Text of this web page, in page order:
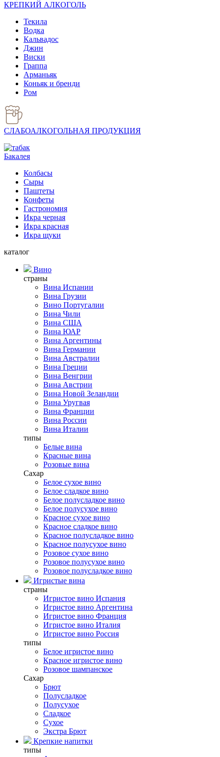
КРЕПКИЙ АЛКОГОЛЬ
Текила
Водка
Кальвадос
Джин
Виски
Граппа
Арманьяк
Коньяк и бренди
Ром
СЛАБОАЛКОГОЛЬНАЯ ПРОДУКЦИЯ
Бакалея
Колбасы
Сыры
Паштеты
Конфеты
Гастрономия
Икра черная
Икра красная
Икра щуки
каталог
Вино
страны
Вина Испании
Вина Грузии
Вино Португалии
Вина Чили
Вина США
Вина ЮАР
Вина Аргентины
Вина Германии
Вина Австралии
Вина Греции
Вина Венгрии
Вина Австрии
Вина Новой Зеландии
Вина Уругвая
Вина Франции
Вина России
Вина Италии
типы
Белые вина
Красные вина
Розовые вина
Сахар
Белое сухое вино
Белое сладкое вино
Белое полусладкое вино
Белое полусухое вино
Красное сухое вино
Красное сладкое вино
Красное полусладкое вино
Красное полусухое вино
Розовое сухое вино
Розовое полусухое вино
Розовое полусладкое вино
Игристые вина
страны
Игристое вино Испания
Игристое вино Аргентина
Игристое вино Франция
Игристое вино Италия
Игристое вино Россия
типы
Белое игристое вино
Красное игристое вино
Розовое шампанское
Сахар
Брют
Полусладкое
Полусухое
Сладкое
Сухое
Экстра Брют
Крепкие напитки
типы